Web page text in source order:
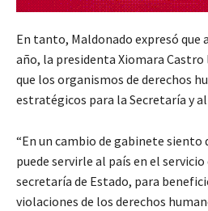
En tanto, Maldonado expresó que
año, la presidenta Xiomara Castro
que los organismos de derechos
estratégicos para la Secretaría y
“En un cambio de gabinete siento
puede servirle al país en el
secretaría de Estado, para
violaciones de los derechos